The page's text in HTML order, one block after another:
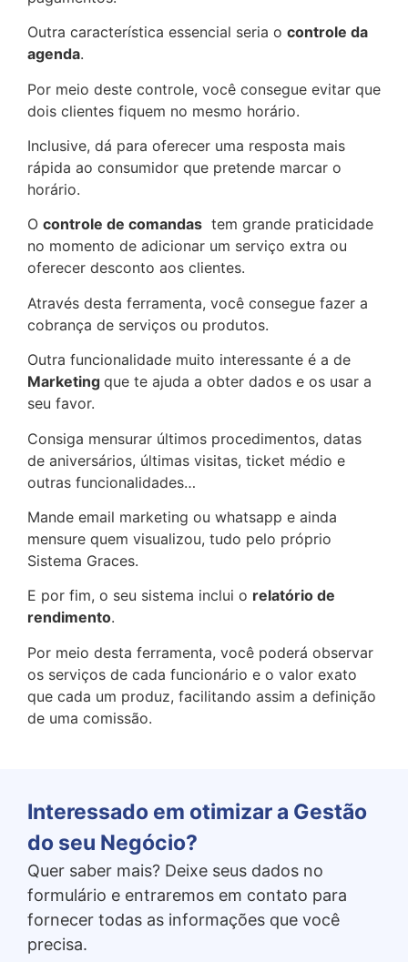
Outra característica essencial seria o controle da
agenda.
Por meio deste controle, você consegue evitar que
dois clientes fiquem no mesmo horário.
Inclusive, dá para oferecer uma resposta mais
rápida ao consumidor que pretende marcar o
horário.
O controle de comandas tem grande praticidade
no momento de adicionar um serviço extra ou
oferecer desconto aos clientes.
Através desta ferramenta, você consegue fazer a
cobrança de serviços ou produtos.
Outra funcionalidade muito interessante é a de
Marketing que te ajuda a obter dados e os usar a
seu favor.
Consiga mensurar últimos procedimentos, datas
de aniversários, últimas visitas, ticket médio e
outras funcionalidades…
Mande email marketing ou whatsapp e ainda
mensure quem visualizou, tudo pelo próprio
Sistema Graces.
E por fim, o seu sistema inclui o relatório de
rendimento.
Por meio desta ferramenta, você poderá observar
os serviços de cada funcionário e o valor exato
que cada um produz, facilitando assim a definição
de uma comissão.
Interessado em otimizar a Gestão
do seu Negócio?
Quer saber mais? Deixe seus dados no
formulário e entraremos em contato para
fornecer todas as informações que você
precisa.